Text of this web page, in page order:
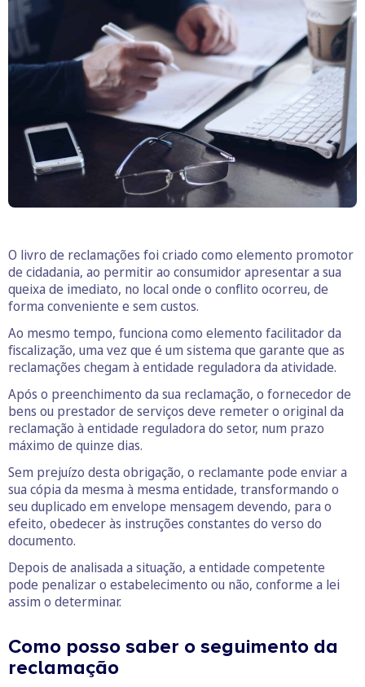
O livro de reclamações foi criado como elemento promotor
de cidadania, ao permitir ao consumidor apresentar a sua
queixa de imediato, no local onde o conflito ocorreu, de
forma conveniente e sem custos.
Ao mesmo tempo, funciona como elemento facilitador da
fiscalização, uma vez que é um sistema que garante que as
reclamações chegam à entidade reguladora da atividade.
Após o preenchimento da sua reclamação, o fornecedor de
bens ou prestador de serviços deve remeter o original da
reclamação à entidade reguladora do setor, num prazo
máximo de quinze dias.
Sem prejuízo desta obrigação, o reclamante pode enviar a
sua cópia da mesma à mesma entidade, transformando o
seu duplicado em envelope mensagem devendo, para o
efeito, obedecer às instruções constantes do verso do
documento.
Depois de analisada a situação, a entidade competente
pode penalizar o estabelecimento ou não, conforme a lei
assim o determinar.
Como posso saber o seguimento da
reclamação